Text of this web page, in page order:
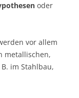
oder
vor allem
metallischen,
im Stahlbau,